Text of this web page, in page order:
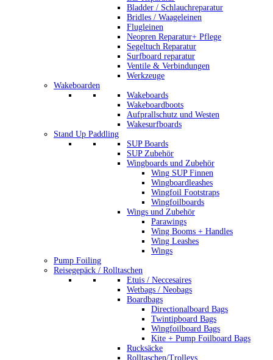
Bladder / Schlauchreparatur
Bridles / Waageleinen
Flugleinen
Neopren Reparatur+ Pflege
Segeltuch Reparatur
Surfboard reparatur
Ventile & Verbindungen
Werkzeuge
Wakeboarden
Wakeboards
Wakeboardboots
Aufprallschutz und Westen
Wakesurfboards
Stand Up Paddling
SUP Boards
SUP Zubehör
Wingboards und Zubehör
Wing SUP Finnen
Wingboardleashes
Wingfoil Footstraps
Wingfoilboards
Wings und Zubehör
Parawings
Wing Booms + Handles
Wing Leashes
Wings
Pump Foiling
Reisegepäck / Rolltaschen
Etuis / Neccesaires
Wetbags / Neobags
Boardbags
Directionalboard Bags
Twintipboard Bags
Wingfoilboard Bags
Kite + Pump Foilboard Bags
Rucksäcke
Rolltaschen/Trolleys